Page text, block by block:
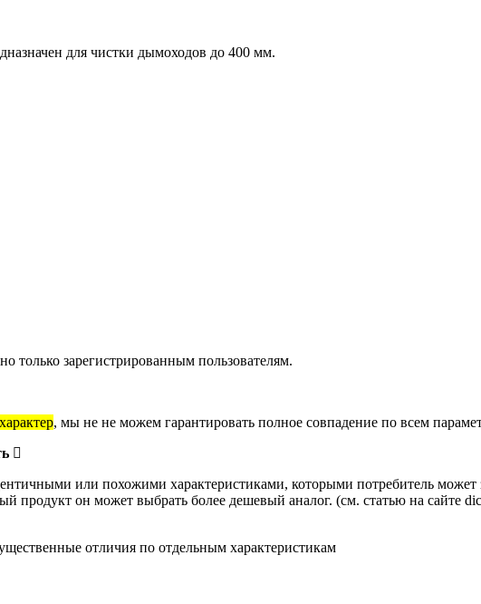
для чистки дымоходов до 400 мм.
только зарегистрированным пользователям.
, мы не не можем гарантировать полное совпадение по всем
или похожими характеристиками, которыми потребитель может
он может выбрать более дешевый аналог. (см. статью на сайте
отличия по отдельным характеристикам